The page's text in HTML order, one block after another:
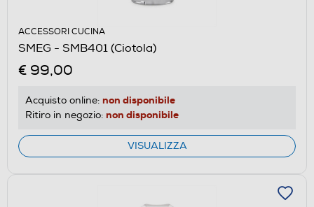
ACCESSORI CUCINA
SMEG - SMB401 (Ciotola)
€ 99,00
Acquisto online: non disponibile
Ritiro in negozio: non disponibile
VISUALIZZA